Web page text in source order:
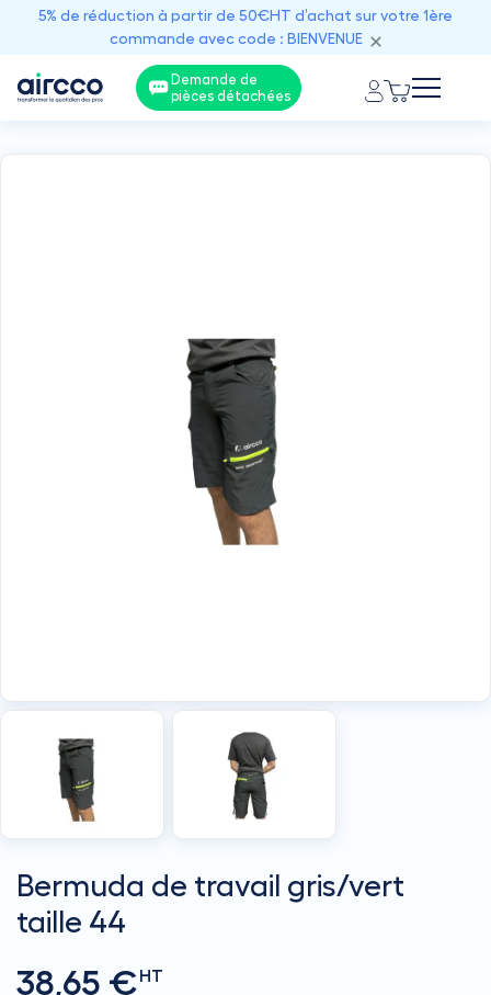
5% de réduction à partir de 50€HT d’achat sur votre 1ère
commande avec code : BIENVENUE
Demande de
pièces détachées
Bermuda de travail gris/vert
taille 44
38,65 €HT